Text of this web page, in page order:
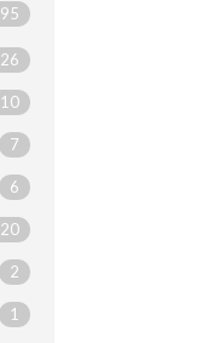
95
26
10
7
6
20
2
1